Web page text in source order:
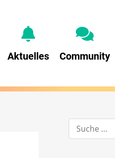
Aktuelles Community